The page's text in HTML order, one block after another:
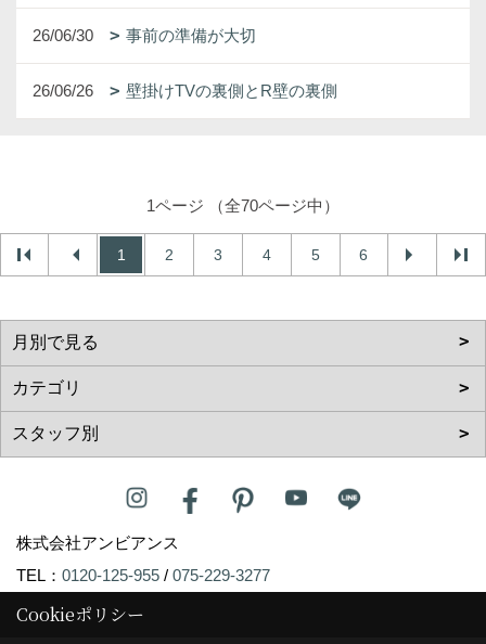
26/06/30 事前の準備が大切
26/06/26 壁掛けTVの裏側とR壁の裏側
1ページ （全70ページ中）
1 2 3 4 5 6
株式会社アンビアンス
TEL： 0120-125-955 / 075-229-3277
FAX：075-229-3278
Cookieポリシー